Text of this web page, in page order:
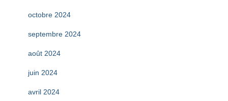
octobre 2024
septembre 2024
août 2024
juin 2024
avril 2024